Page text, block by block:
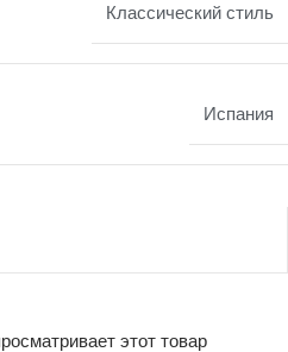
Классический стиль
Испания
этот товар